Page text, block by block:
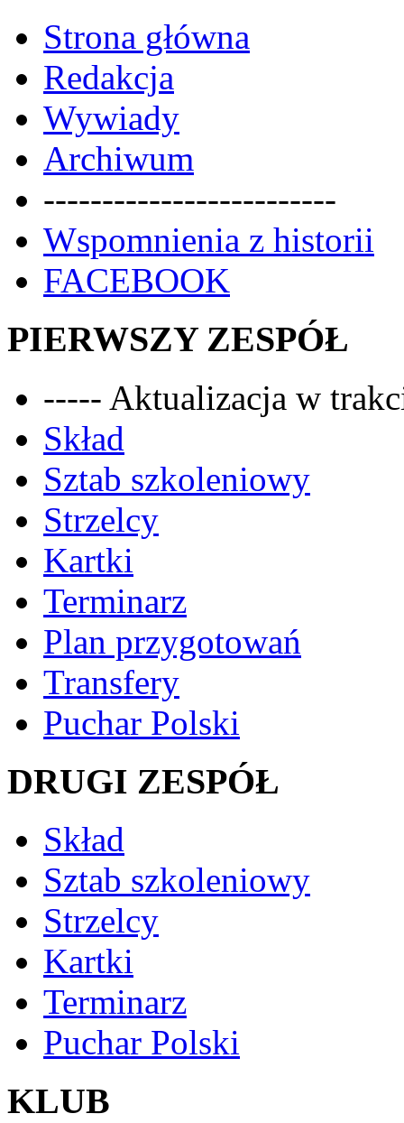
Strona główna
Redakcja
Wywiady
Archiwum
-------------------------
Wspomnienia z historii
FACEBOOK
PIERWSZY ZESPÓŁ
----- Aktualizacja w
Skład
Sztab szkoleniowy
Strzelcy
Kartki
Terminarz
Plan przygotowań
Transfery
Puchar Polski
DRUGI ZESPÓŁ
Skład
Sztab szkoleniowy
Strzelcy
Kartki
Terminarz
Puchar Polski
KLUB